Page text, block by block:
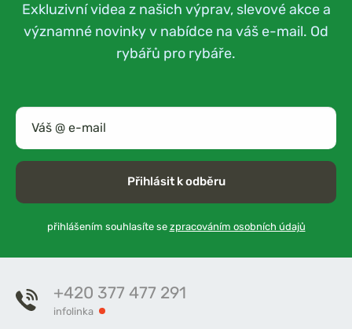
Exkluzivní videa z našich výprav, slevové akce a
významné novinky v nabídce na váš e-mail. Od
rybářů pro rybáře.
Přihlásit k odběru
přihlášením souhlasíte se zpracováním osobních údajů
+420 377 477 291
infolinka